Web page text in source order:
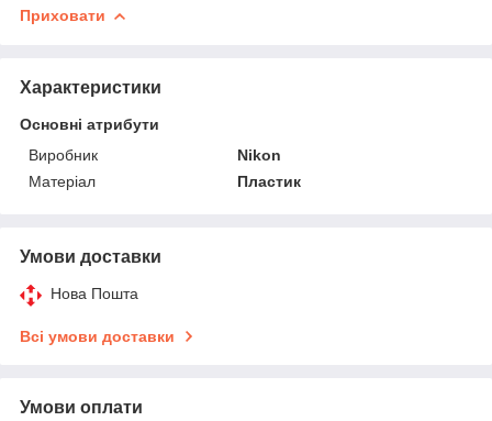
Приховати
Характеристики
Основні атрибути
Виробник
Nikon
Матеріал
Пластик
Умови доставки
Нова Пошта
Всі умови доставки
Умови оплати